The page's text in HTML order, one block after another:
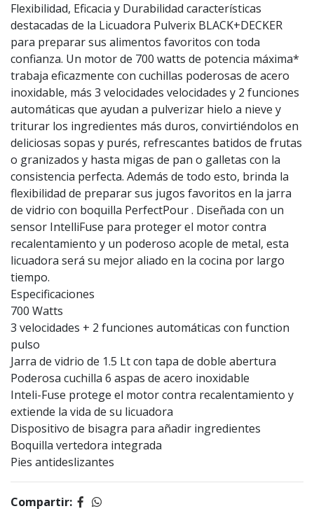
Flexibilidad, Eficacia y Durabilidad características
destacadas de la Licuadora Pulverix BLACK+DECKER
para preparar sus alimentos favoritos con toda
confianza. Un motor de 700 watts de potencia máxima*
trabaja eficazmente con cuchillas poderosas de acero
inoxidable, más 3 velocidades velocidades y 2 funciones
automáticas que ayudan a pulverizar hielo a nieve y
triturar los ingredientes más duros, convirtiéndolos en
deliciosas sopas y purés, refrescantes batidos de frutas
o granizados y hasta migas de pan o galletas con la
consistencia perfecta. Además de todo esto, brinda la
flexibilidad de preparar sus jugos favoritos en la jarra
de vidrio con boquilla PerfectPour . Diseñada con un
sensor IntelliFuse para proteger el motor contra
recalentamiento y un poderoso acople de metal, esta
licuadora será su mejor aliado en la cocina por largo
tiempo.
Especificaciones
700 Watts
3 velocidades + 2 funciones automáticas con function
pulso
Jarra de vidrio de 1.5 Lt con tapa de doble abertura
Poderosa cuchilla 6 aspas de acero inoxidable
Inteli-Fuse protege el motor contra recalentamiento y
extiende la vida de su licuadora
Dispositivo de bisagra para añadir ingredientes
Boquilla vertedora integrada
Pies antideslizantes
Compartir: